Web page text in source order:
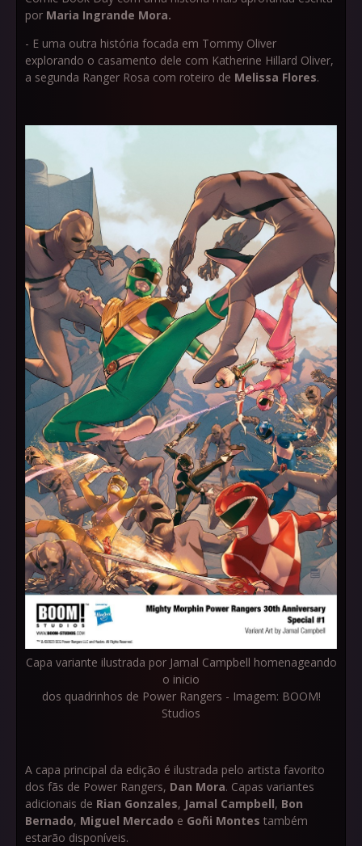
por Maria Ingrande Mora.
- E uma outra história focada em Tommy Oliver
explorando o casamento dele com Katherine Hillard Oliver,
a segunda Ranger Rosa com roteiro de Melissa Flores.
Capa variante ilustrada por Jamal Campbell homenageando
o inicio
dos quadrinhos de Power Rangers - Imagem: BOOM!
Studios
A capa principal da edição é ilustrada pelo artista favorito
dos fãs de Power Rangers, Dan Mora. Capas variantes
adicionais de Rian Gonzales, Jamal Campbell, Bon
Bernado, Miguel Mercado e Goñi Montes também
estarão disponíveis.